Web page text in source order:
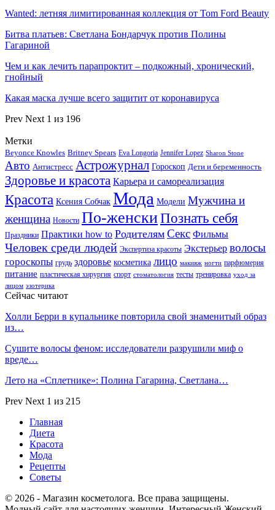
Wanted: летняя лимитированная коллекция от Tom Ford Beauty
Битва платьев: Светлана Бондарчук против Полины
Гагариной
Чем и как лечить парапроктит – подкожный, хронический,
гнойный
Какая маска лучше всего защитит от коронавируса
Prev Next 1 из 196
Метки
Beyonce Knowles Britney Spears Eva Longoria Jennifer Lopez Sharon Stone
Авто Антистресс Астрожурнал Гороскоп Дети и беременность
Здоровье и красота Карьера и самореализация
Красота Ксения Собчак Мода Модели Мужчина и
женщина Новости По-женскиПознать себя
Праздники Практики how to Родителям Секс Фильмы
Человек среди людей Экспертиза красоты Экстерьер волосы
гороскопы грудь здоровье косметика лицо макияж ногти парфюмерия
питание пластическая хирургия спорт стоматология тесты тренировка уход за
лицом эзотерика
Сейчас читают
Холли Берри в купальнике повторила свой знаменитый образ
из…
Сушите волосы феном: исследователи разрушили миф о
вреде…
Лето на «Сплетнике»: Полина Гагарина, Светлана…
Prev Next 1 из 215
Главная
Диета
Красота
Мода
Рецепты
Советы
© 2026 - Магазин косметолога. Все права защищены.